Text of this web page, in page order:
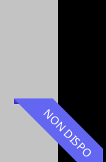
NON DISPO